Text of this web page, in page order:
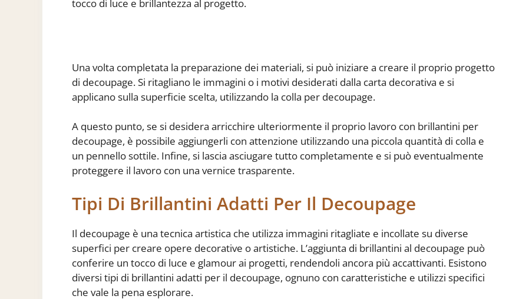
tocco di luce e brillantezza al progetto.
Una volta completata la preparazione dei materiali, si può iniziare a creare il proprio progetto
di decoupage. Si ritagliano le immagini o i motivi desiderati dalla carta decorativa e si
applicano sulla superficie scelta, utilizzando la colla per decoupage.
A questo punto, se si desidera arricchire ulteriormente il proprio lavoro con brillantini per
decoupage, è possibile aggiungerli con attenzione utilizzando una piccola quantità di colla e
un pennello sottile. Infine, si lascia asciugare tutto completamente e si può eventualmente
proteggere il lavoro con una vernice trasparente.
Tipi Di Brillantini Adatti Per Il Decoupage
Il decoupage è una tecnica artistica che utilizza immagini ritagliate e incollate su diverse
superfici per creare opere decorative o artistiche. L’aggiunta di brillantini al decoupage può
conferire un tocco di luce e glamour ai progetti, rendendoli ancora più accattivanti. Esistono
diversi tipi di brillantini adatti per il decoupage, ognuno con caratteristiche e utilizzi specifici
che vale la pena esplorare.